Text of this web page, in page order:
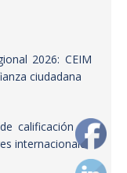
2026: CEIM
ciudadana
calificación de
internacionales